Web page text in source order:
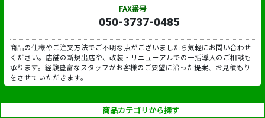
FAX番号
050-3737-0485
商品の仕様やご注文方法でご不明な点がございましたら気軽にお問い合わせ
ください。店舗の新規出店や、改装・リニューアルでの一括導入のご相談も
承ります。経験豊富なスタッフがお客様のご要望に沿った提案、お見積もり
をさせていただきます。
商品カテゴリから探す